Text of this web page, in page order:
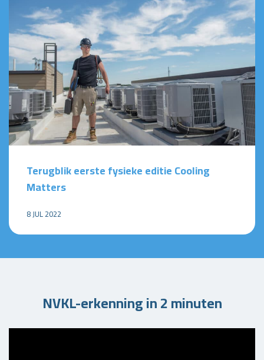
Terugblik eerste fysieke editie Cooling
Matters
8 JUL 2022
NVKL-erkenning in 2 minuten